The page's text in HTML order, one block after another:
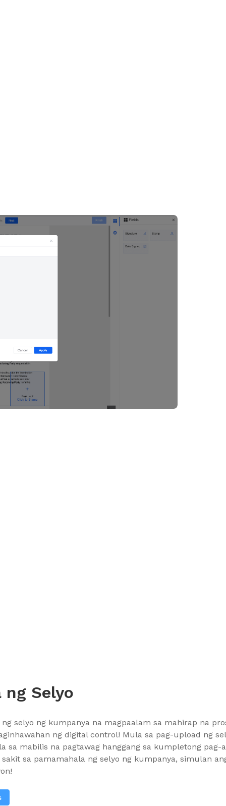
ng Selyo
selyo ng kumpanya na magpaalam sa mahirap na
ng digital control! Mula sa pag-upload ng
sa mabilis na pagtawag hanggang sa kumpletong pag-
sa pamamahala ng selyo ng kumpanya, simulan